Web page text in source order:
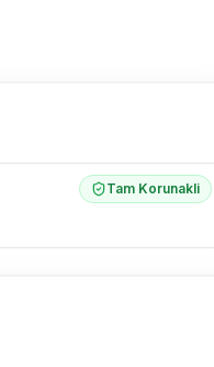
Tam Korunakli